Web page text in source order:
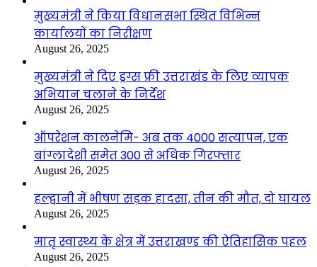
मुख्यमंत्री ने किया विधानसभा स्थित विभिन्न
कार्यालयों का निरीक्षण
August 26, 2025
मुख्यमंत्री ने दिए ड्रग्स फ्री उत्तराखंड के लिए व्यापक
अभियान चलाने के निर्देश
August 26, 2025
ऑपरेशन कालनेमि- अब तक 4000 सत्यापन, एक
बांग्लादेशी समेत 300 से अधिक गिरफ्तार
August 26, 2025
हल्द्वानी में भीषण सड़क हादसा, तीन की मौत, दो घायल
August 26, 2025
मातृ स्वास्थ्य के क्षेत्र में उत्तराखण्ड की ऐतिहासिक पहल
August 26, 2025